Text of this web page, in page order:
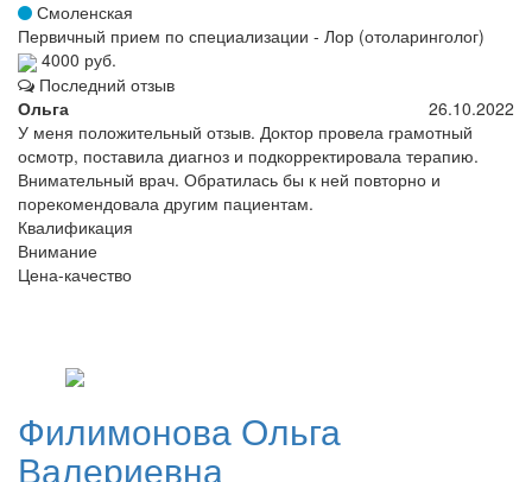
Смоленская
Первичный прием по специализации - Лор (отоларинголог)
4000 руб.
Последний отзыв
Ольга
26.10.2022
У меня положительный отзыв. Доктор провела грамотный
осмотр, поставила диагноз и подкорректировала терапию.
Внимательный врач. Обратилась бы к ней повторно и
порекомендовала другим пациентам.
Квалификация
Внимание
Цена-качество
Филимонова Ольга
Валериевна